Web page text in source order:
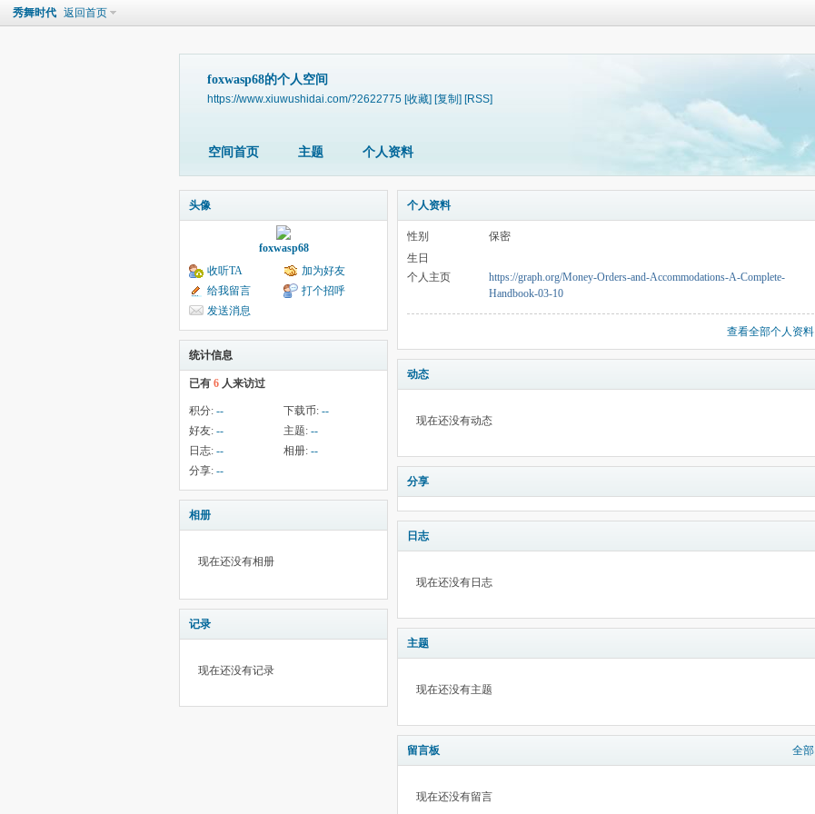
秀舞时代 返回首页
foxwasp68的个人空间
https://www.xiuwushidai.com/?2622775 [收藏] [复制] [RSS]
空间首页 主题 个人资料
头像
foxwasp68
收听TA
加为好友
给我留言
打个招呼
发送消息
统计信息
已有 6 人来访过
积分: -- 下载币: --
好友: -- 主题: --
日志: -- 相册: --
分享: --
相册
现在还没有相册
记录
现在还没有记录
个人资料
性别
保密
生日
个人主页
https://graph.org/Money-Orders-and-Accommodations-A-Complete-
Handbook-03-10
查看全部个人资料
动态
现在还没有动态
分享
日志
现在还没有日志
主题
现在还没有主题
留言板 全部
现在还没有留言